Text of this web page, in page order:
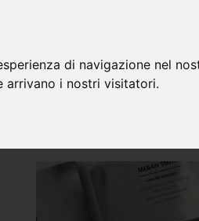
di navigazione nel
arrivano i nostri visitatori.
Prodotti Faq